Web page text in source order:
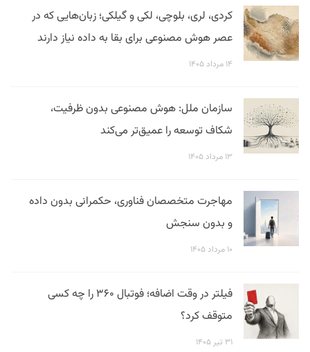
کردی، لری، بلوچی، لکی و گیلکی؛ زبان‌هایی که در
عصر هوش مصنوعی برای بقا به داده نیاز دارند
۱۴ مرداد ۱۴۰۵
سازمان ملل: هوش مصنوعی بدون ظرفیت،
شکاف توسعه را عمیق‌تر می‌کند
۱۳ مرداد ۱۴۰۵
مهاجرت متخصصان فناوری، حکمرانی بدون داده
و بدون سنجش
۱۰ مرداد ۱۴۰۵
فیلتر در وقت اضافه؛ فوتبال ۳۶۰ را چه کسی
متوقف کرد؟
۳۱ تیر ۱۴۰۵